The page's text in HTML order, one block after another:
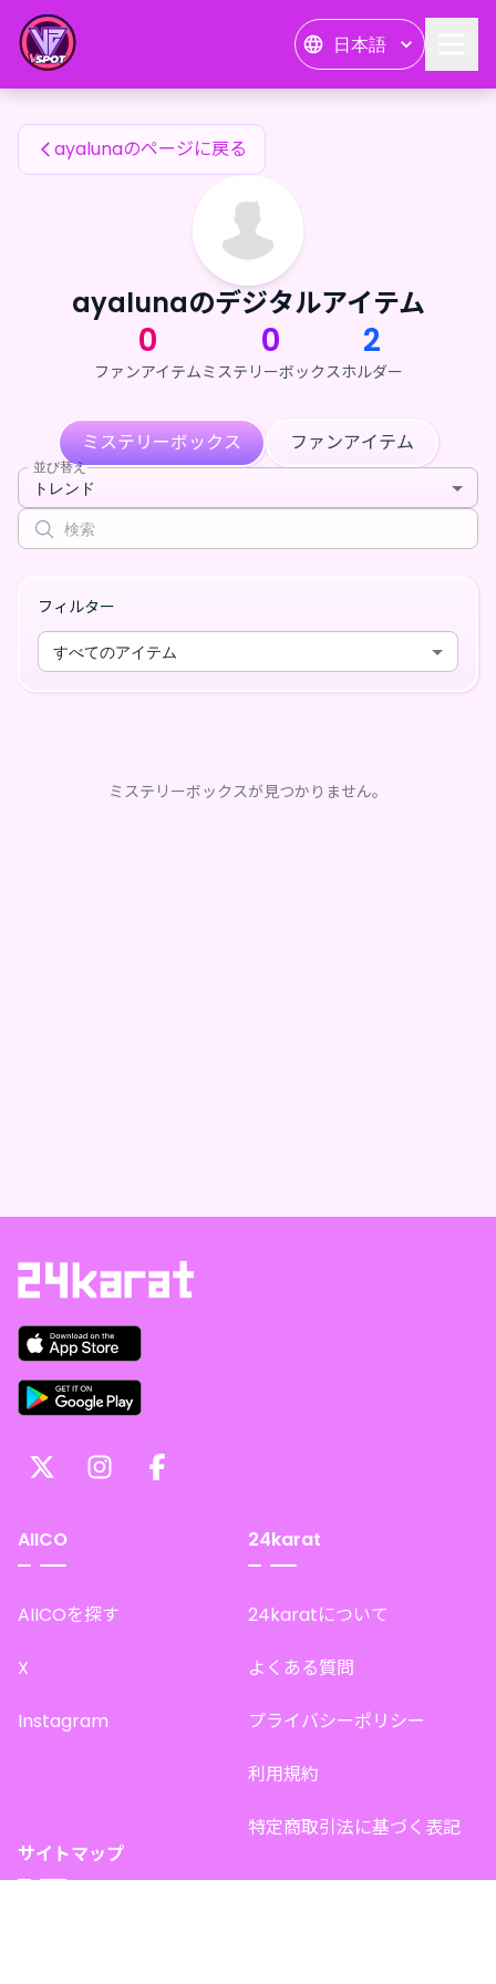
日本語
ayalunaのファンアイテム
ayalunaのページに戻る
ayalunaのデジタルアイテム
0
ファンアイテム
0
ミステリーボックス
2
ホルダー
ミステリーボックス ファンアイテム
並び替え
トレンド
フィルター
すべてのアイテム
ミステリーボックスが見つかりません。
AIICO
AIICOを探す
X
Instagram
24karat
24karatについて
よくある質問
プライバシーポリシー
利用規約
特定商取引法に基づく表記
サイトマップ
ayalunaのファンアイテム — 24karat